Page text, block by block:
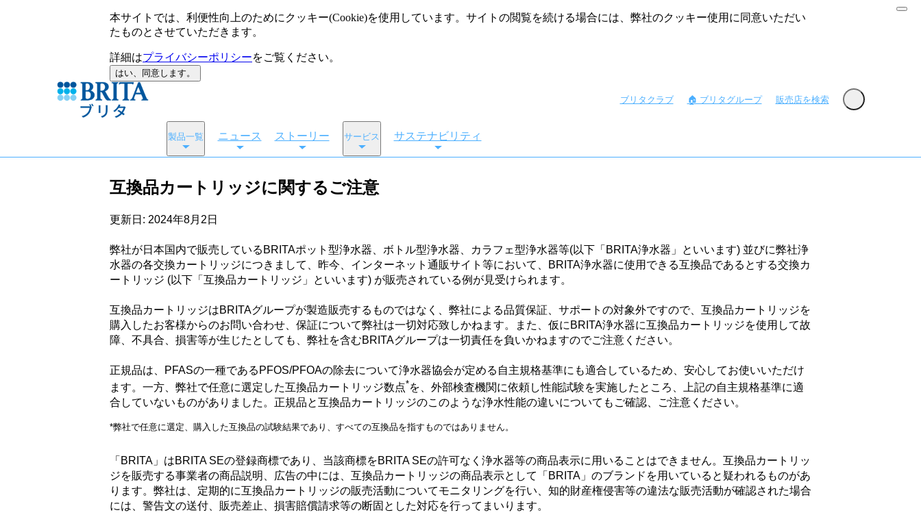
本サイトでは、利便性向上のためにクッキー(Cookie)を使用しています。サイトの閲覧を続ける場合には、弊社のクッキー使用に同意いただい
たものとさせていただきます。
詳細はプライバシーポリシーをご覧ください。
はい、同意します。
製品一覧 ニュース ストーリー サービス サステナビリティ
ブリタクラブ 🏠︎ ブリタグループ 販売店を検索
互換品カートリッジに関するご注意​
更新日: 2024年8月2日
弊社が日本国内で販売しているBRITAポット型浄水器、ボトル型浄水器、カラフェ型浄水器等(以下「BRITA浄水器」といいます) 並びに弊社浄
水器の各交換カートリッジにつきまして、昨今、インターネット通販サイト等において、BRITA浄水器に使用できる互換品であるとする交換カ
ートリッジ (以下「互換品カートリッジ」といいます) が販売されている例が見受けられます。​
互換品カートリッジはBRITAグループが製造販売するものではなく、弊社による品質保証、サポートの対象外ですので、互換品カートリッジを
購入したお客様からのお問い合わせ、保証について弊社は一切対応致しかねます。また、仮にBRITA浄水器に互換品カートリッジを使用して故
障、不具合、損害等が生じたとしても、弊社を含むBRITAグループは一切責任を負いかねますのでご注意ください。​
正規品は、PFASの一種であるPFOS/PFOAの除去について浄水器協会が定める自主規格基準にも適合しているため、安心してお使いいただけ
ます。一方、弊社で任意に選定した互換品カートリッジ数点*を、外部検査機関に依頼し性能試験を実施したところ、上記の自主規格基準に適
合していないものがありました。正規品と互換品カートリッジのこのような浄水性能の違いについてもご確認、ご注意ください。
*弊社で任意に選定、購入した互換品の試験結果であり、すべての互換品を指すものではありません。
「BRITA」はBRITA SEの登録商標であり、当該商標をBRITA SEの許可なく浄水器等の商品表示に用いることはできません。互換品カートリッ
ジを販売する事業者の商品説明、広告の中には、互換品カートリッジの商品表示として「BRITA」のブランドを用いていると疑われるものがあ
ります。弊社は、定期的に互換品カートリッジの販売活動についてモニタリングを行い、知的財産権侵害等の違法な販売活動が確認された場合
には、警告文の送付、販売差止、損害賠償請求等の断固とした対応を行ってまいります。